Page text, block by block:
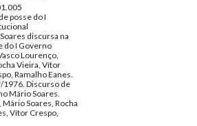
posse do I
discursa na
do I Governo
Lourenço,
Vieira, Vítor
Ramalho Eanes.
1976. Discurso de
Mário Soares.
Soares, Rocha
Vítor Crespo,